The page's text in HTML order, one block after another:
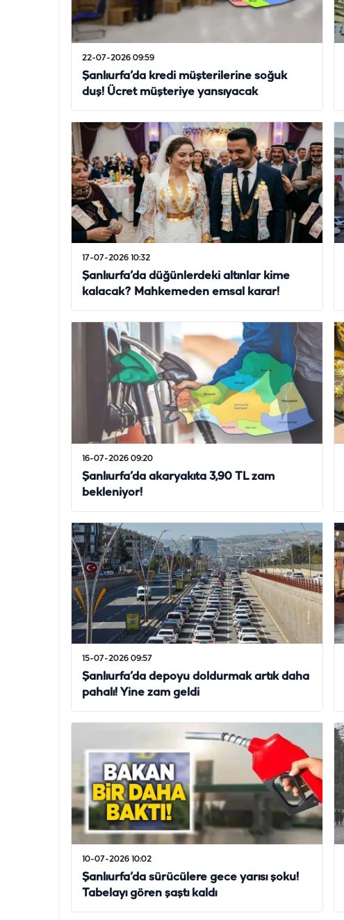
22-07-2026 09:59
Şanlıurfa’da kredi müşterilerine soğuk
duş! Ücret müşteriye yansıyacak
17-07-2026 10:32
Şanlıurfa’da düğünlerdeki altınlar kime
kalacak? Mahkemeden emsal karar!
16-07-2026 09:20
Şanlıurfa’da akaryakıta 3,90 TL zam
bekleniyor!
15-07-2026 09:57
Şanlıurfa’da depoyu doldurmak artık daha
pahalı! Yine zam geldi
10-07-2026 10:02
Şanlıurfa’da sürücülere gece yarısı şoku!
Tabelayı gören şaştı kaldı